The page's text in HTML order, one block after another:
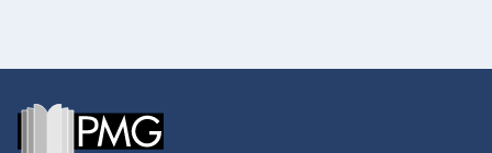
Footer